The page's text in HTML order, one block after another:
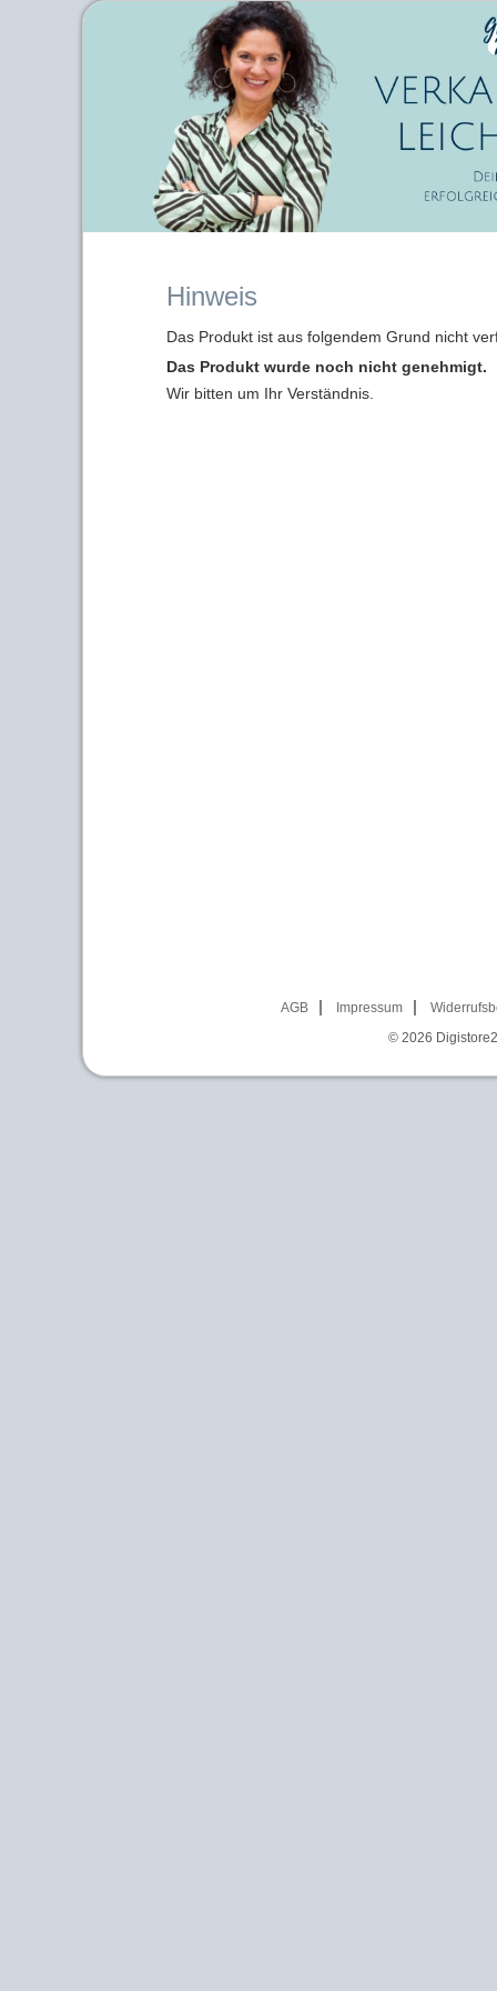
Hinweis
Das Produkt ist aus folgendem Grund nicht
Das Produkt wurde noch nicht genehmigt.
Wir bitten um Ihr Verständnis.
AGB Impressum
© 2026